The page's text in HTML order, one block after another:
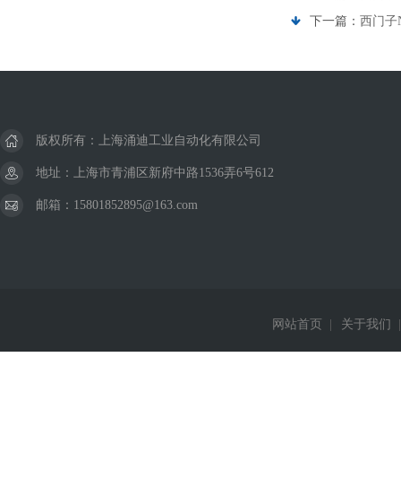
下一篇： 西门子
版权所有：上海涌迪工业自动化有限公司
地址：上海市青浦区新府中路1536弄6号612
邮箱：15801852895@163.com
网站首页 关于我们